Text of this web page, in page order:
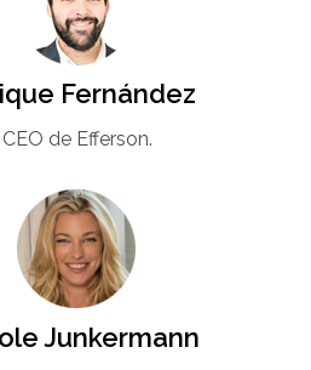
Fernández
CEO de Efferson.
Junkermann​